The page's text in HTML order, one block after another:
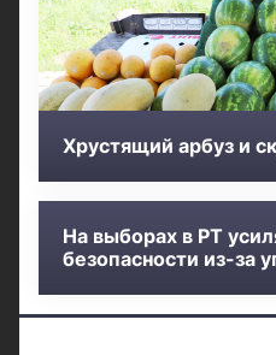
Хрустящий арбуз и
На выборах в РТ
безопасности из-за